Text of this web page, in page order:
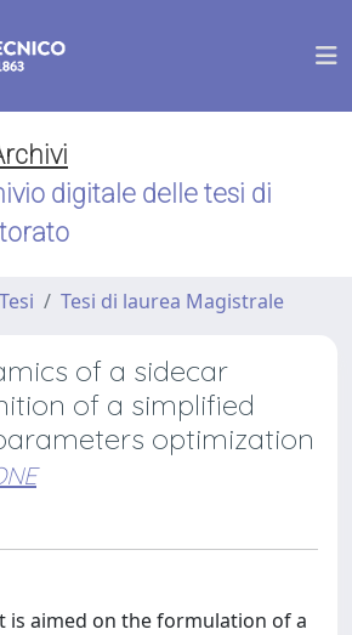
digitale delle tesi di
Tesi di laurea Magistrale
of a sidecar
of a simplified
optimization
is aimed on the formulation of a